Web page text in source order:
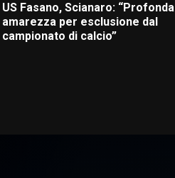
US Fasano, Scianaro: “Profonda
amarezza per esclusione dal
campionato di calcio”